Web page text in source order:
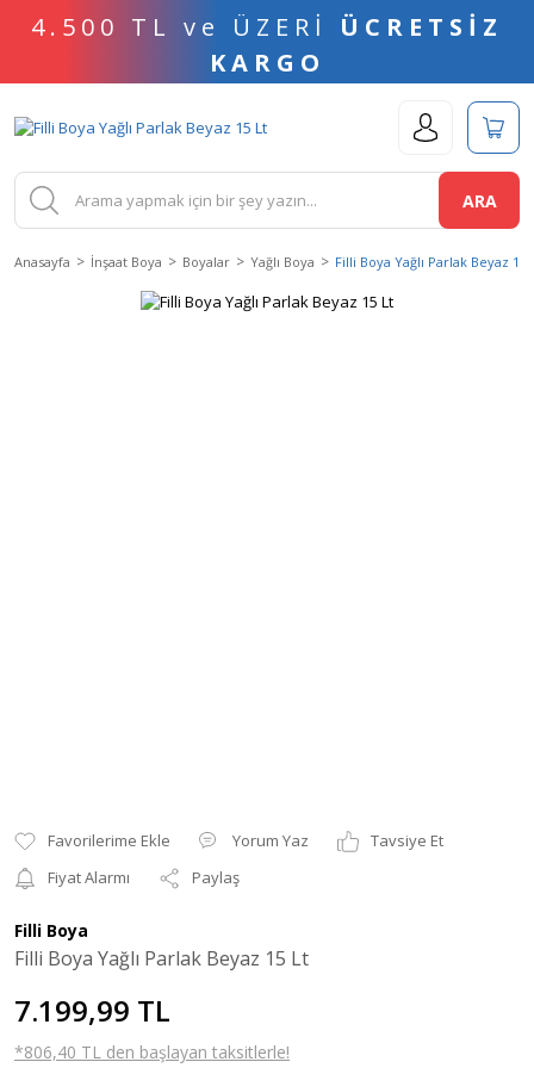
4.500 TL ve ÜZERİ ÜCRETSİZ
KARGO
ARA
Anasayfa İnşaat Boya Boyalar Yağlı Boya Filli Boya Yağlı Parlak Beyaz 15
Yorum Yaz
Tavsiye Et
Fiyat Alarmı
Paylaş
Filli Boya
Filli Boya Yağlı Parlak Beyaz 15 Lt
7.199,99 TL
*806,40 TL den başlayan taksitlerle!